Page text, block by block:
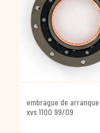
embrague de
xvs 1100 99/09